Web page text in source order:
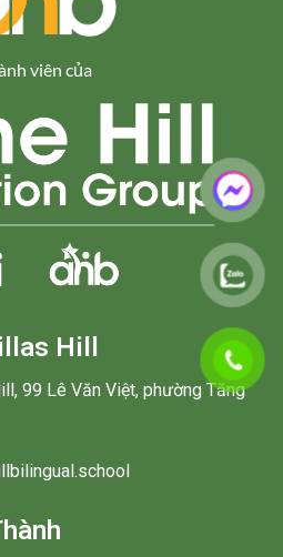
viên của
Hill
99 Lê Văn Việt, phường Tăng